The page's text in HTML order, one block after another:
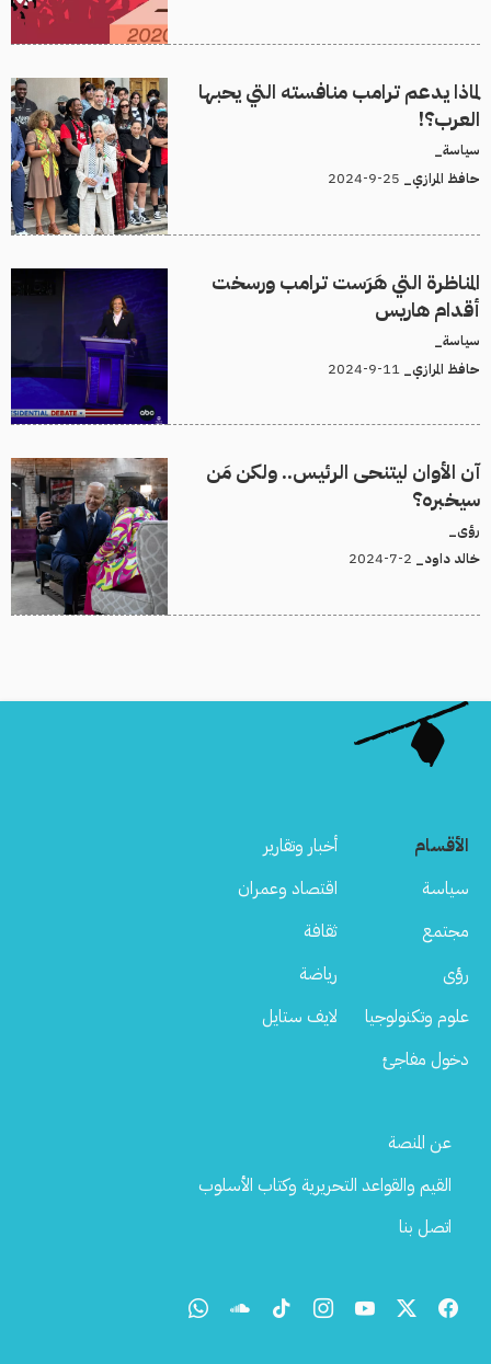
لماذا يدعم ترامب منافسته التي يحبها
العرب؟!
سياسة_
حافظ المرازي_
المناظرة التي هَرَست ترامب ورسخت
أقدام هاريس
سياسة_
حافظ المرازي_
آن الأوان ليتنحى الرئيس.. ولكن مَن
سيخبره؟
رؤى_
خالد داود_
الأقسام
أخبار وتقارير
سياسة
اقتصاد وعمران
مجتمع
ثقافة
رؤى
رياضة
علوم وتكنولوجيا
لايف ستايل
دخول مفاجئ
Footer
عن المنصة
القيم والقواعد التحريرية وكتاب الأسلوب
اتصل بنا